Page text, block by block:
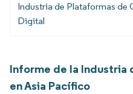
Industria de Plataformas de
Digital
Informe de la Industria
en Asia Pacífico